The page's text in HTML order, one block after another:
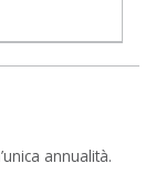
annualità.